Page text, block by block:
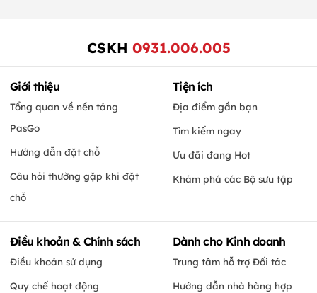
CSKH 0931.006.005
Giới thiệu
Tổng quan về nền tảng
PasGo
Hướng dẫn đặt chỗ
Câu hỏi thường gặp khi đặt
chỗ
Tiện ích
Địa điểm gần bạn
Tìm kiếm ngay
Ưu đãi đang Hot
Khám phá các Bộ sưu tập
Điều khoản & Chính sách
Điều khoản sử dụng
Quy chế hoạt động
Dành cho Kinh doanh
Trung tâm hỗ trợ Đối tác
Hướng dẫn nhà hàng hợp